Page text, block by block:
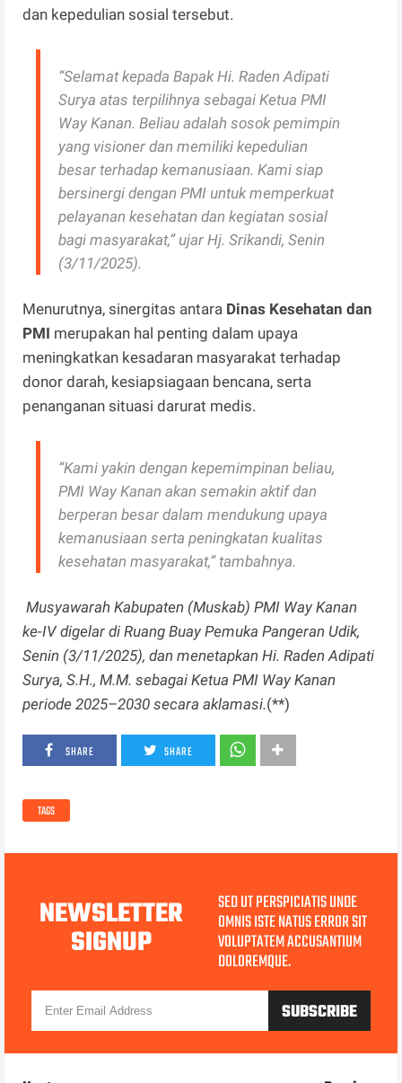
dan kepedulian sosial tersebut.
“Selamat kepada Bapak Hi. Raden Adipati
Surya atas terpilihnya sebagai Ketua PMI
Way Kanan. Beliau adalah sosok pemimpin
yang visioner dan memiliki kepedulian
besar terhadap kemanusiaan. Kami siap
bersinergi dengan PMI untuk memperkuat
pelayanan kesehatan dan kegiatan sosial
bagi masyarakat,” ujar Hj. Srikandi, Senin
(3/11/2025).
Menurutnya, sinergitas antara Dinas Kesehatan dan
PMI merupakan hal penting dalam upaya
meningkatkan kesadaran masyarakat terhadap
donor darah, kesiapsiagaan bencana, serta
penanganan situasi darurat medis.
“Kami yakin dengan kepemimpinan beliau,
PMI Way Kanan akan semakin aktif dan
berperan besar dalam mendukung upaya
kemanusiaan serta peningkatan kualitas
kesehatan masyarakat,” tambahnya.
Musyawarah Kabupaten (Muskab) PMI Way Kanan
ke-IV digelar di Ruang Buay Pemuka Pangeran Udik,
Senin (3/11/2025), dan menetapkan Hi. Raden Adipati
Surya, S.H., M.M. sebagai Ketua PMI Way Kanan
periode 2025–2030 secara aklamasi.(**)
SHARE SHARE
TAGS
NEWSLETTER
SIGNUP
SED UT PERSPICIATIS UNDE
OMNIS ISTE NATUS ERROR SIT
VOLUPTATEM ACCUSANTIUM
DOLOREMQUE.